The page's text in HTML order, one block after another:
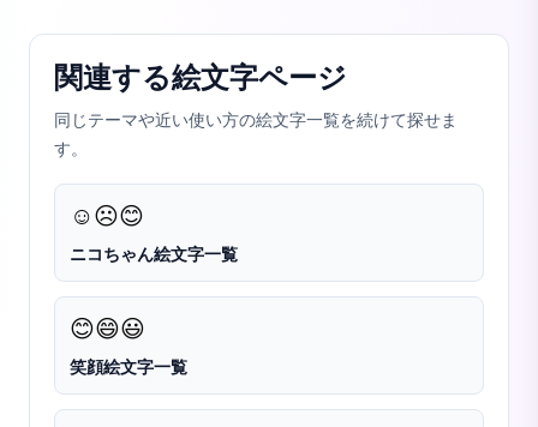
関連する絵文字ページ
同じテーマや近い使い方の絵文字一覧を続けて探せま
す。
☺️☹️😊
ニコちゃん絵文字一覧
😊😄😃
笑顔絵文字一覧